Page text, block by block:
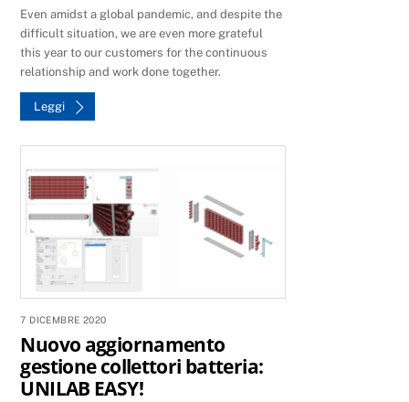
Even amidst a global pandemic, and despite the
difficult situation, we are even more grateful
this year to our customers for the continuous
relationship and work done together.
Leggi
7 DICEMBRE 2020
Nuovo aggiornamento
gestione collettori batteria:
UNILAB EASY!